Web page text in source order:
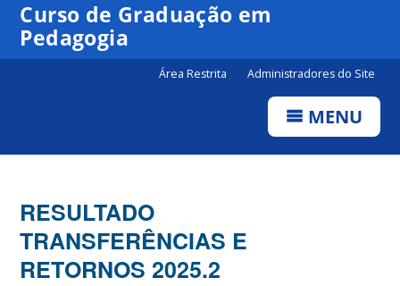
Canais
Curso de Graduação em
Pedagogia
Área Restrita Administradores do Site
MENU
RESULTADO
TRANSFERÊNCIAS E
RETORNOS 2025.2